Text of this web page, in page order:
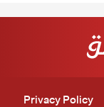
Privacy Policy